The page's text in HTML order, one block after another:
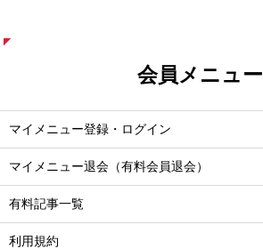
会員メニュー
マイメニュー登録・ログイン
マイメニュー退会（有料会員退会）
有料記事一覧
利用規約